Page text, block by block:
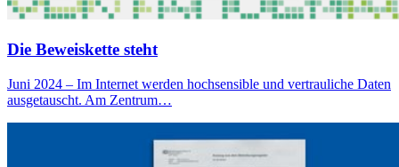
Die Beweiskette steht
Juni 2024 – Im Internet werden hochsensible und vertrauliche Daten
ausgetauscht. Am Zentrum…